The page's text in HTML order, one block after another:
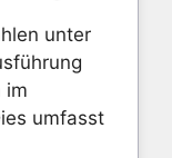
unter
im
umfasst